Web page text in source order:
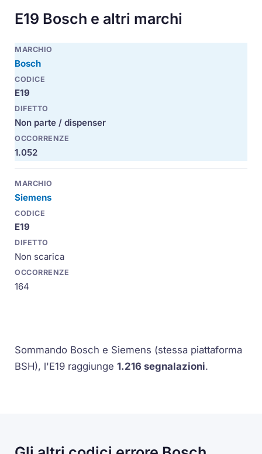
E19 Bosch e altri marchi
Bosch
E19
Non parte / dispenser
1.052
Siemens
E19
Non scarica
164
Sommando Bosch e Siemens (stessa piattaforma
BSH), l'E19 raggiunge1.216 segnalazioni.